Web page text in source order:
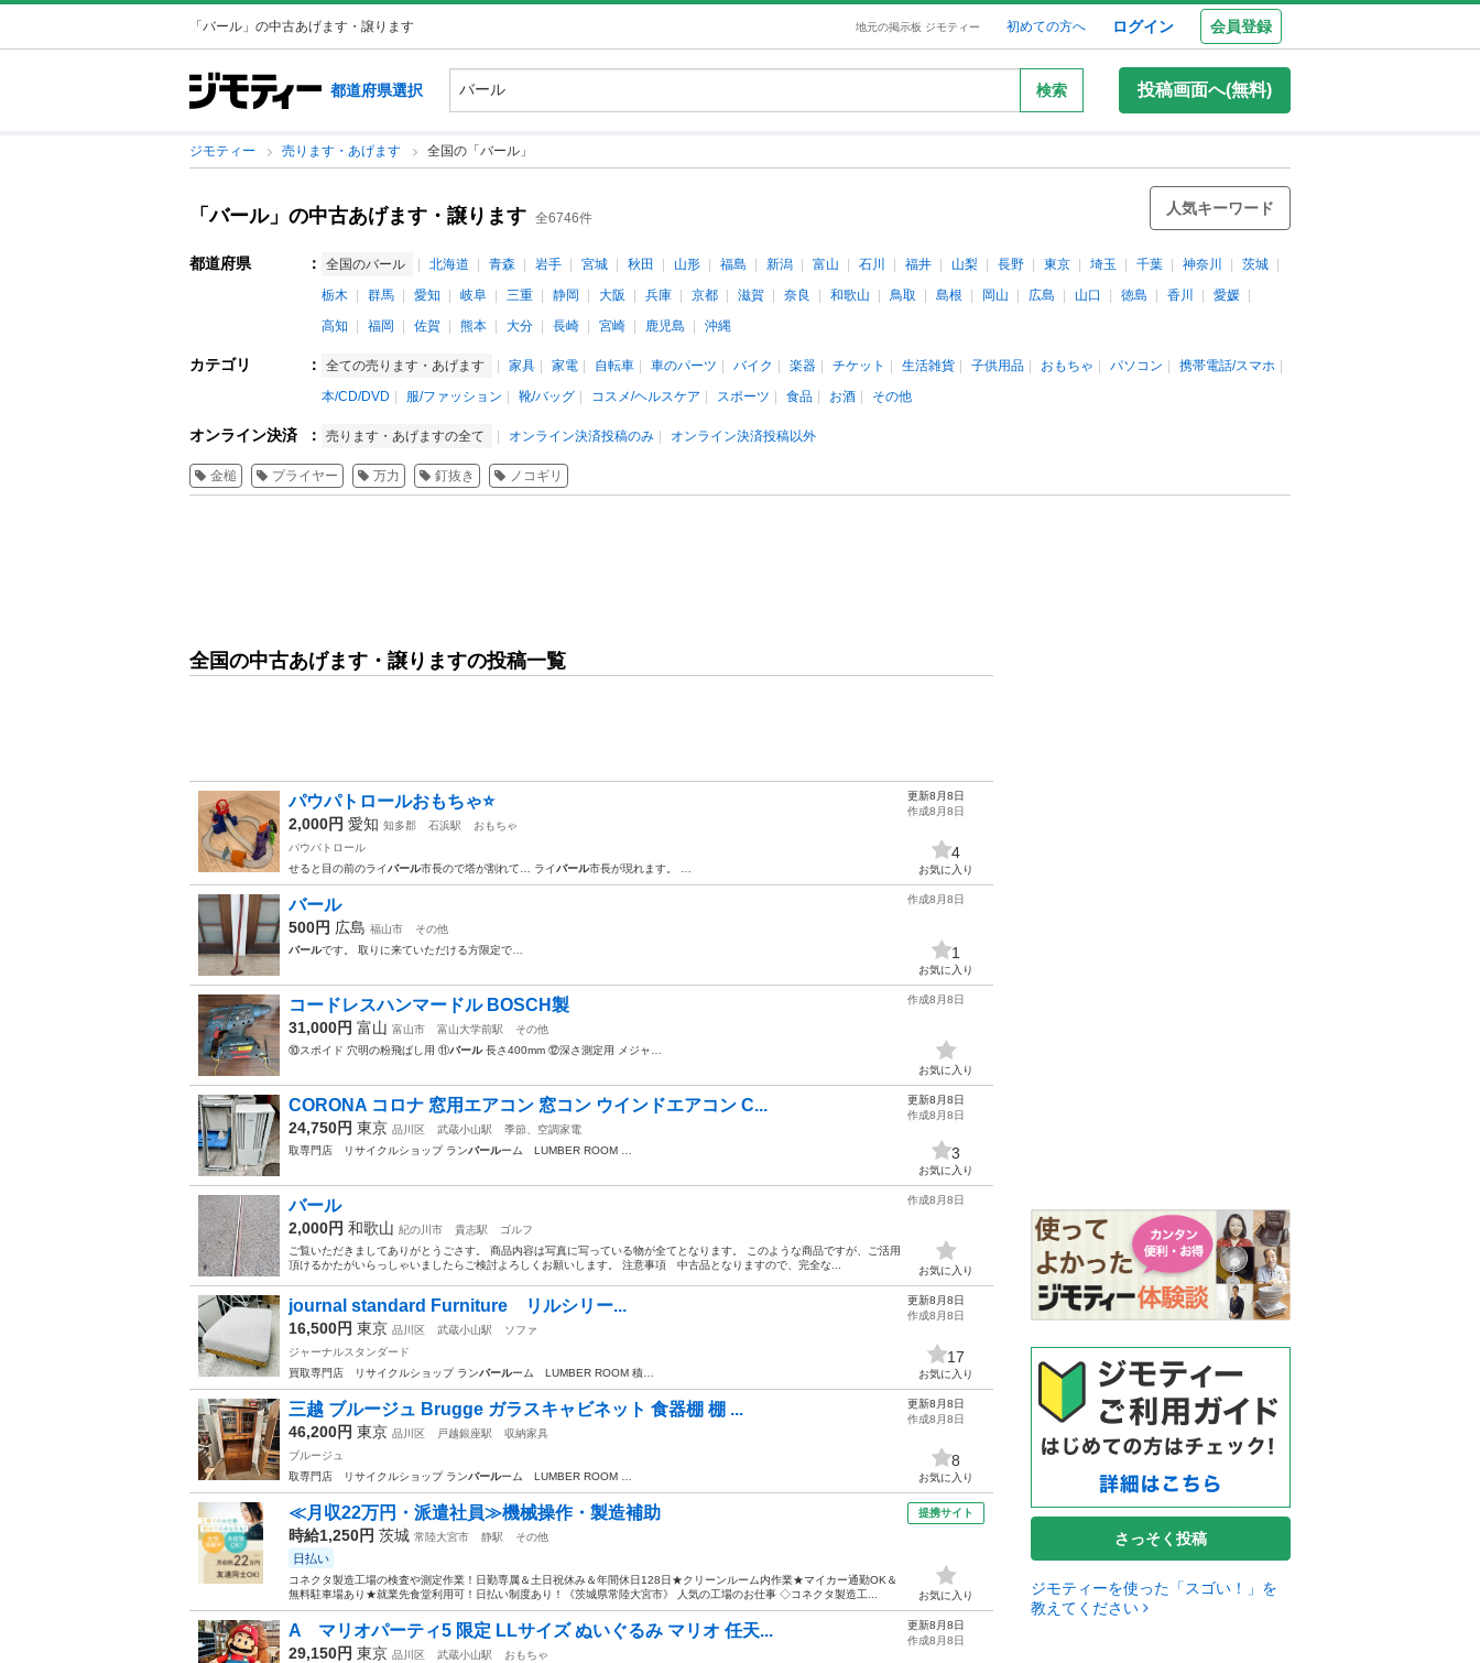
「バール」の中古あげます・譲ります 地元の掲示板 ジモティー 初めての方へ ログイン 会員登録
都道府県選択 検索 投稿画面へ(無料)
ジモティー 売ります・あげます 全国の「バール」
「バール」の中古あげます・譲ります 全6746件
人気キーワード
都道府県 ： 全国のバール 北海道 青森 岩手 宮城 秋田 山形 福島 新潟 富山 石川 福井 山梨 長野 東京 埼玉 千葉 神奈川
茨城
栃木
群馬 愛知 岐阜 三重 静岡 大阪 兵庫 京都 滋賀 奈良 和歌山 鳥取 島根 岡山 広島 山口 徳島 香川
愛媛
高知
福岡 佐賀 熊本 大分 長崎 宮崎 鹿児島 沖縄
カテゴリ ： 全ての売ります・あげます 家具 家電 自転車 車のパーツ バイク 楽器 チケット 生活雑貨 子供用品 おもちゃ パソコン
携帯電話/スマホ
本/CD/DVD
服/ファッション 靴/バッグ コスメ/ヘルスケア スポーツ 食品 お酒 その他
オンライン決済 ： 売ります・あげますの全て オンライン決済投稿のみ オンライン決済投稿以外
金槌 プライヤー 万力 釘抜き ノコギリ
全国の中古あげます・譲りますの投稿一覧
パウパトロールおもちゃ⭐️
2,000円 愛知 知多郡 石浜駅
おもちゃ
パウパトロール
せると目の前のライバール市長ので塔が割れて… ライバール市長が現れます。 …
更新8月8日
作成8月8日
4
お気に入り
バール
500円 広島 福山市
その他
バールです。 取りに来ていただける方限定で…
作成8月8日
1
お気に入り
コードレスハンマードル BOSCH製
31,000円 富山 富山市 富山大学前駅
その他
⑩スポイド 穴明の粉飛ばし用 ⑪バール長さ400mm ⑫深さ測定用 メジャ…
作成8月8日
お気に入り
CORONA コロナ 窓用エアコン 窓コン ウインドエアコン C...
24,750円 東京 品川区 武蔵小山駅
季節、空調家電
取専門店 リサイクルショップ ランバールーム LUMBER ROOM …
更新8月8日
作成8月8日
3
お気に入り
バール
2,000円 和歌山 紀の川市 貴志駅
ゴルフ
ご覧いただきましてありがとうごさす。 商品内容は写真に写っている物が全てとなります。 このような商品ですが、ご活用
頂けるかたがいらっしゃいましたらご検討よろしくお願いします。 注意事項 中古品となりますので、完全な...
作成8月8日
お気に入り
journal standard Furniture リルシリー...
16,500円 東京 品川区 武蔵小山駅
ソファ
ジャーナルスタンダード
買取専門店 リサイクルショップ ランバールーム LUMBER ROOM 積…
更新8月8日
作成8月8日
17
お気に入り
三越 ブルージュ Brugge ガラスキャビネット 食器棚 棚 ...
46,200円 東京 品川区 戸越銀座駅
収納家具
ブルージュ
取専門店 リサイクルショップ ランバールーム LUMBER ROOM …
更新8月8日
作成8月8日
8
お気に入り
≪月収22万円・派遣社員≫機械操作・製造補助
時給1,250円 茨城 常陸大宮市 静駅 その他
日払い
コネクタ製造工場の検査や測定作業！日勤専属＆土日祝休み＆年間休日128日★クリーンルーム内作業★マイカー通勤OK＆
無料駐車場あり★就業先食堂利用可！日払い制度あり！《茨城県常陸大宮市》 人気の工場のお仕事 ◇コネクタ製造工...
提携サイト
お気に入り
A マリオパーティ5 限定 LLサイズ ぬいぐるみ マリオ 任天...
29,150円 東京 品川区 武蔵小山駅
おもちゃ
更新8月8日
作成8月8日
さっそく投稿
ジモティーを使った「スゴい！」を
教えてください